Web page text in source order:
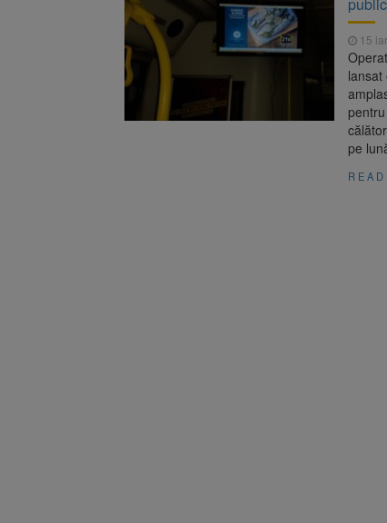
7 august 2026
medicale
8 august 2026 Se15
lansat
pe